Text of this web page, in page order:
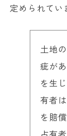
定められてい
土地
疵が
を生
有者
を賠